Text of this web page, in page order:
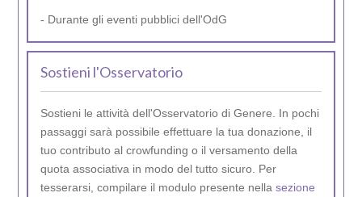
- Durante gli eventi pubblici dell'OdG
Sostieni l'Osservatorio
Sostieni le attività dell'Osservatorio di Genere. In pochi
passaggi sarà possibile effettuare la tua donazione, il
tuo contributo al crowfunding o il versamento della
quota associativa in modo del tutto sicuro. Per
tesserarsi, compilare il modulo presente nella sezione